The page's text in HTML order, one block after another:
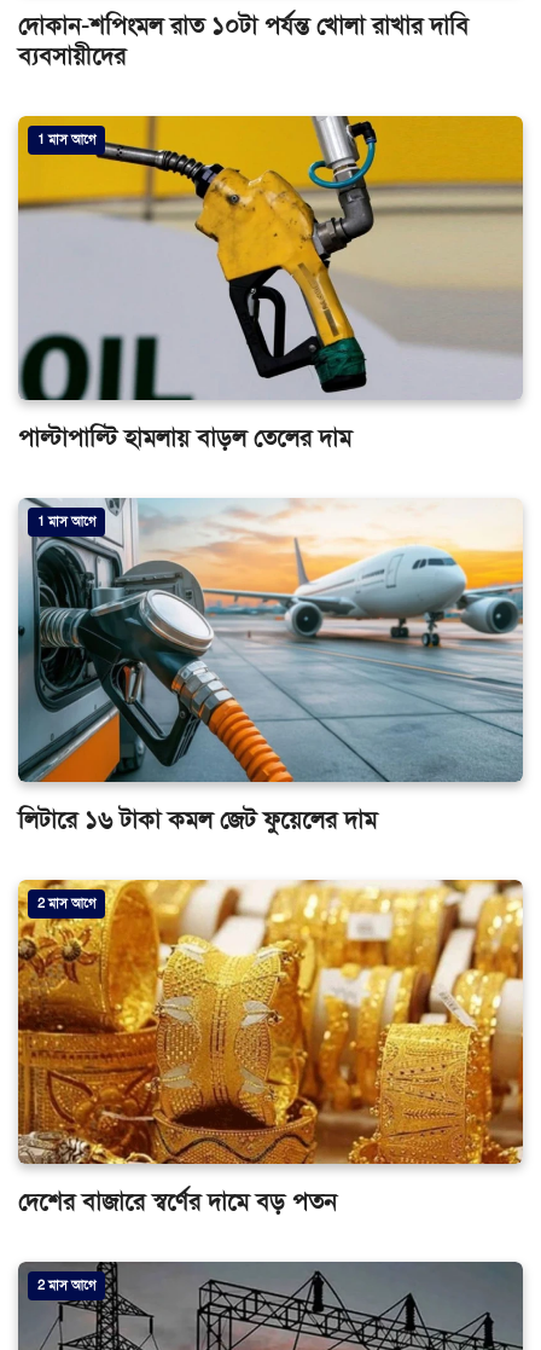
দোকান-শপিংমল রাত ১০টা পর্যন্ত খোলা রাখার দাবি
ব্যবসায়ীদের
1 মাস আগে
পাল্টাপাল্টি হামলায় বাড়ল তেলের দাম
1 মাস আগে
লিটারে ১৬ টাকা কমল জেট ফুয়েলের দাম
2 মাস আগে
দেশের বাজারে স্বর্ণের দামে বড় পতন
2 মাস আগে